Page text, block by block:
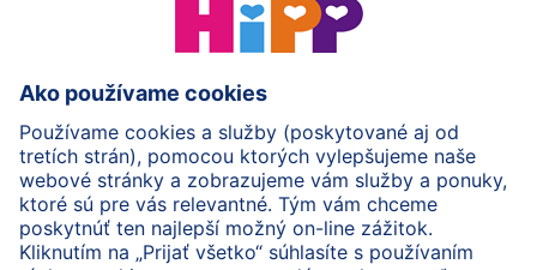
HiPP Mlieka
HiPP Príkrmy
HiPP Tehotenstvo
Ochrana osobných údajov
Cookies a pravidlá používania webovej stránky